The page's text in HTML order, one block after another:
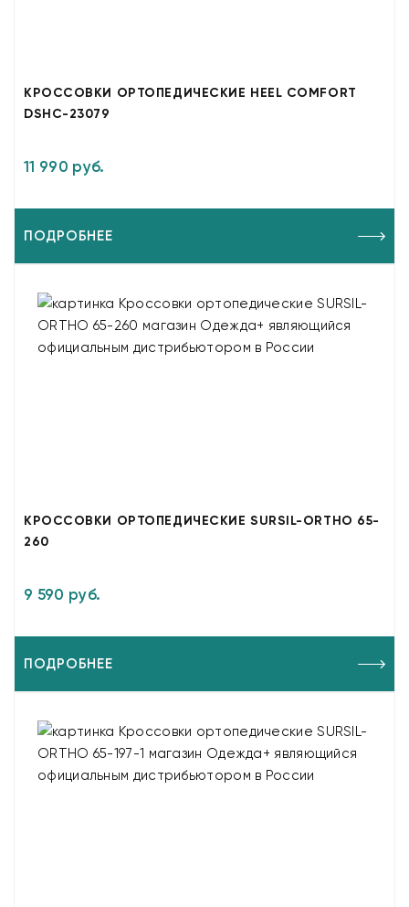
КРОССОВКИ ОРТОПЕДИЧЕСКИЕ HEEL COMFORT
DSHC-23079
11 990 руб.
ПОДРОБНЕЕ
КРОССОВКИ ОРТОПЕДИЧЕСКИЕ SURSIL-ORTHO 65-
260
9 590 руб.
ПОДРОБНЕЕ